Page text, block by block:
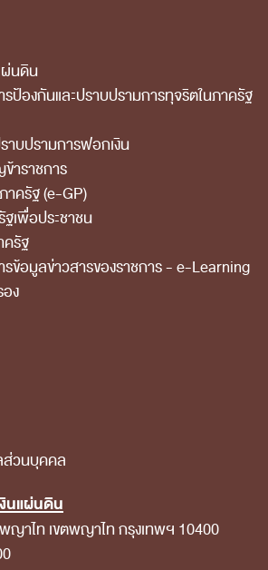
ญญา
ซื้อจัดจ้าง หรือการจัดการ
ราชการ
ใส
รมีส่วนร่วม
ม
นประจำปี
นของ สตง.
ละการใช้จ่าย
คคล
นหรือประโยชน์อื่นใดโดย
ะรายงานการเงินของ สตง.
ย No Gift Policy
นดิน
ป้องกันและปราบปรามการทุจริตในภาครัฐ
าบปรามการฟอกเงิน
าราชการ
าครัฐ (e-GP)
เพื่อประชาชน
รัฐ
ข้อมูลข่าวสารของราชการ - e-Learning
ง
ส่วนบุคคล
นแผ่นดิน
ญาไท เขตพญาไท กรุงเทพฯ 10400